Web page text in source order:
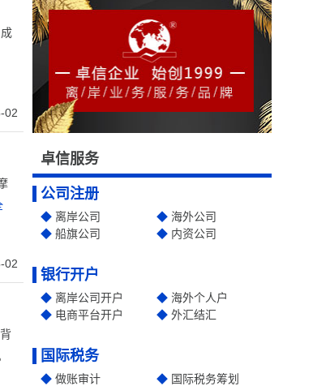
02
02
卓信服务
公司注册
离岸公司
海外公司
船旗公司
内资公司
银行开户
离岸公司开户
海外个人户
电商平台开户
外汇结汇
国际税务
做账审计
国际税务筹划